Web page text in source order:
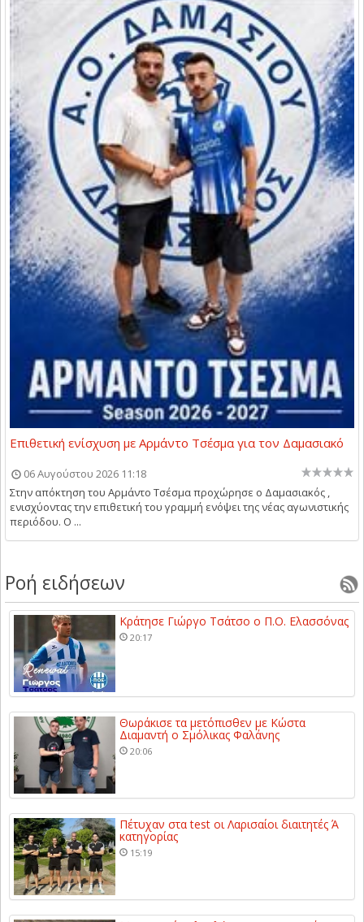
Επιθετική ενίσχυση με Αρμάντο Τσέσμα για τον Δαμασιακό
06 Αυγούστου 2026 11:18
Στην απόκτηση του Αρμάντο Τσέσμα προχώρησε ο Δαμασιακός ,
ενισχύοντας την επιθετική του γραμμή ενόψει της νέας αγωνιστικής
περιόδου. Ο ...
Ροή ειδήσεων
Κράτησε Γιώργο Τσάτσο ο Π.Ο. Ελασσόνας
20:17
Θωράκισε τα μετόπισθεν με Κώστα
Διαμαντή ο Σμόλικας Φαλάνης
20:06
Πέτυχαν στα test οι Λαρισαίοι διαιτητές Ά
κατηγορίας
15:19